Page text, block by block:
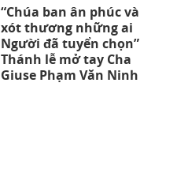
“Chúa ban ân phúc và
xót thương những ai
Người đã tuyển chọn”
Thánh lễ mở tay Cha
Giuse Phạm Văn Ninh